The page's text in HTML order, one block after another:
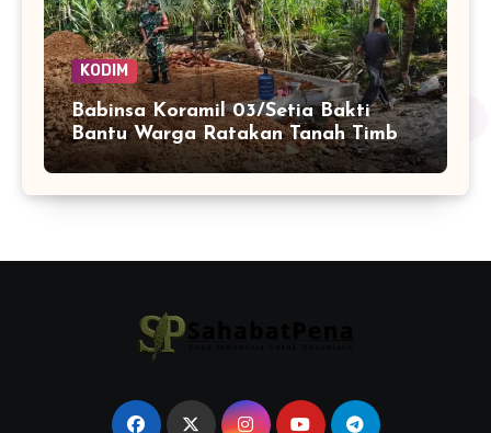
KODIM
Babinsa Koramil 03/Setia Bakti
Bantu Warga Ratakan Tanah Timbun
untuk Pembangunan Rumah